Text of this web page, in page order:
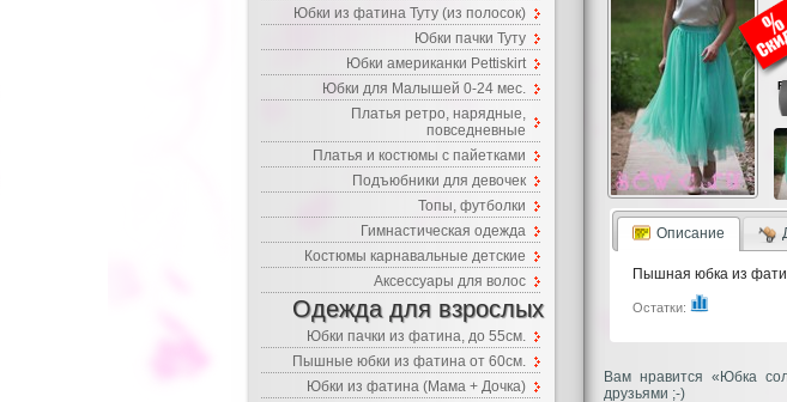
Описание
Пышная юбка из
Остатки:
Вам нравится «Юбка
друзьями ;-)
Юбки из фатина Туту (из полосок)
Юбки пачки Туту
Юбки американки Pettiskirt
Юбки для Малышей 0-24 мес.
Платья ретро, нарядные,
повседневные
Платья и костюмы с пайетками
Подъюбники для девочек
Топы, футболки
Гимнастическая одежда
Костюмы карнавальные детские
Аксессуары для волос
Одежда для взрослых
Юбки пачки из фатина, до 55см.
Пышные юбки из фатина от 60см.
Юбки из фатина (Мама + Дочка)